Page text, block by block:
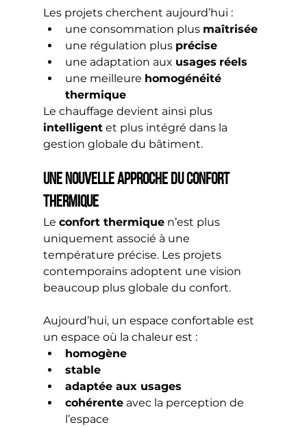
Les projets cherchent aujourd’hui :
une consommation plus maîtrisée
une régulation plus précise
une adaptation aux usages réels
une meilleure homogénéité
thermique
Le chauffage devient ainsi plus
intelligent et plus intégré dans la
gestion globale du bâtiment.
Une nouvelle approche du confort
thermique
Le confort thermique n’est plus
uniquement associé à une
température précise. Les projets
contemporains adoptent une vision
beaucoup plus globale du confort.
Aujourd’hui, un espace confortable est
un espace où la chaleur est :
homogène
stable
adaptée aux usages
cohérente avec la perception de
l’espace